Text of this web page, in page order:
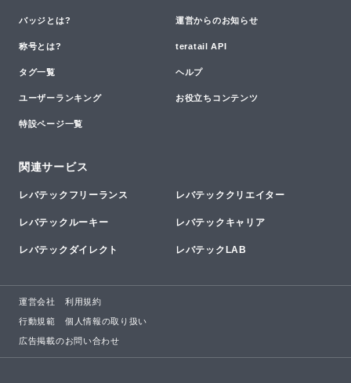
バッジとは? 運営からのお知らせ
称号とは? teratail API
タグ一覧 ヘルプ
ユーザーランキング お役立ちコンテンツ
特設ページ一覧
関連サービス
レバテックフリーランス レバテッククリエイター
レバテックルーキー レバテックキャリア
レバテックダイレクト レバテックLAB
運営会社 利用規約
行動規範 個人情報の取り扱い
広告掲載のお問い合わせ